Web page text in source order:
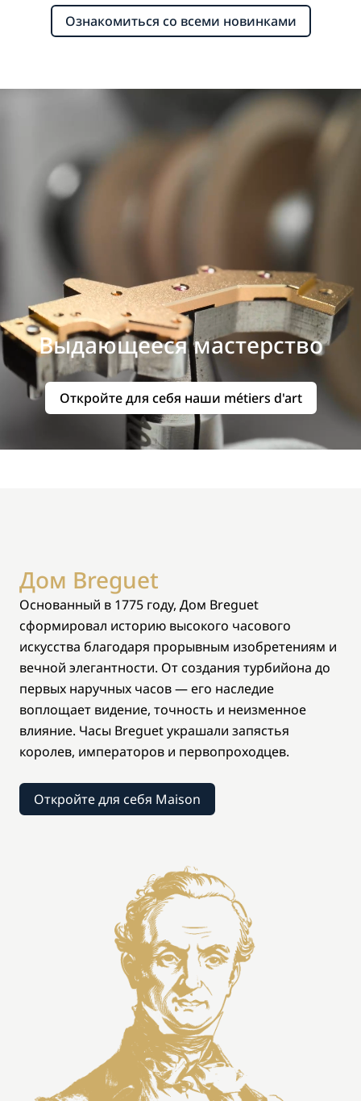
Ознакомиться со всеми новинками
Выдающееся мастерство
Откройте для себя наши métiers d'art
Дом Breguet
Основанный в 1775 году, Дом Breguet
сформировал историю высокого часового
искусства благодаря прорывным изобретениям и
вечной элегантности. От создания турбийона до
первых наручных часов — его наследие
воплощает видение, точность и неизменное
влияние. Часы Breguet украшали запястья
королев, императоров и первопроходцев.
Откройте для себя Maison